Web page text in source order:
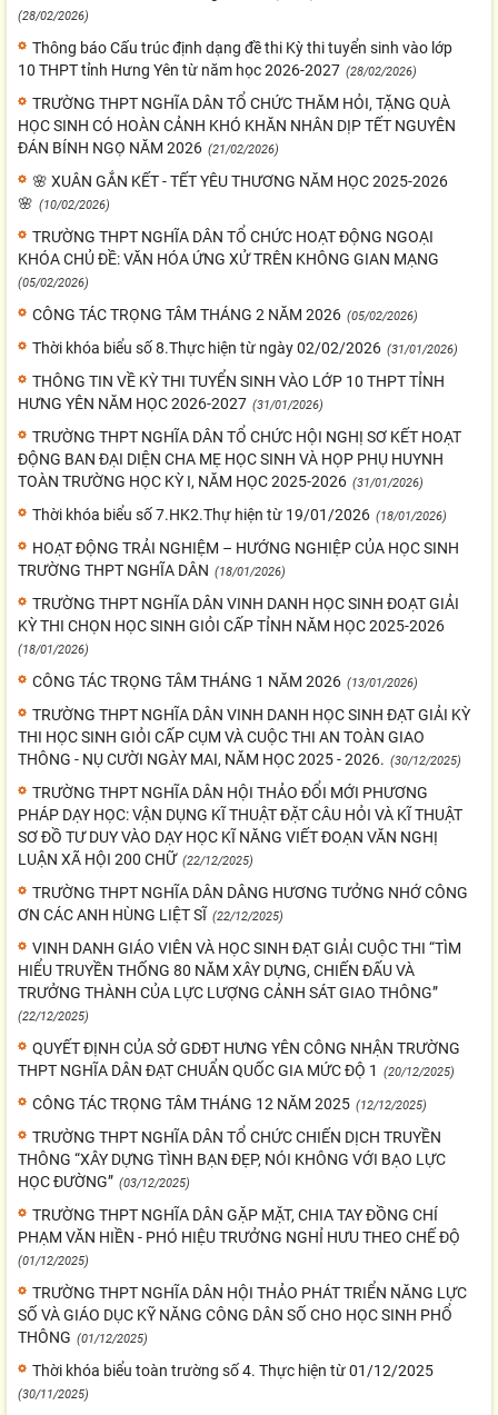
(28/02/2026)
Thông báo Cấu trúc định dạng đề thi Kỳ thi tuyển sinh vào lớp
10 THPT tỉnh Hưng Yên từ năm học 2026-2027 (28/02/2026)
TRƯỜNG THPT NGHĨA DÂN TỔ CHỨC THĂM HỎI, TẶNG QUÀ
HỌC SINH CÓ HOÀN CẢNH KHÓ KHĂN NHÂN DỊP TẾT NGUYÊN
ĐÁN BÍNH NGỌ NĂM 2026 (21/02/2026)
🌸 XUÂN GẮN KẾT - TẾT YÊU THƯƠNG NĂM HỌC 2025-2026
🌸 (10/02/2026)
TRƯỜNG THPT NGHĨA DÂN TỔ CHỨC HOẠT ĐỘNG NGOẠI
KHÓA CHỦ ĐỀ: VĂN HÓA ỨNG XỬ TRÊN KHÔNG GIAN MẠNG
(05/02/2026)
CÔNG TÁC TRỌNG TÂM THÁNG 2 NĂM 2026 (05/02/2026)
Thời khóa biểu số 8.Thực hiện từ ngày 02/02/2026 (31/01/2026)
THÔNG TIN VỀ KỲ THI TUYỂN SINH VÀO LỚP 10 THPT TỈNH
HƯNG YÊN NĂM HỌC 2026-2027 (31/01/2026)
TRƯỜNG THPT NGHĨA DÂN TỔ CHỨC HỘI NGHỊ SƠ KẾT HOẠT
ĐỘNG BAN ĐẠI DIỆN CHA MẸ HỌC SINH VÀ HỌP PHỤ HUYNH
TOÀN TRƯỜNG HỌC KỲ I, NĂM HỌC 2025-2026 (31/01/2026)
Thời khóa biểu số 7.HK2.Thự hiện từ 19/01/2026 (18/01/2026)
HOẠT ĐỘNG TRẢI NGHIỆM – HƯỚNG NGHIỆP CỦA HỌC SINH
TRƯỜNG THPT NGHĨA DÂN (18/01/2026)
TRƯỜNG THPT NGHĨA DÂN VINH DANH HỌC SINH ĐOẠT GIẢI
KỲ THI CHỌN HỌC SINH GIỎI CẤP TỈNH NĂM HỌC 2025-2026
(18/01/2026)
CÔNG TÁC TRỌNG TÂM THÁNG 1 NĂM 2026 (13/01/2026)
TRƯỜNG THPT NGHĨA DÂN VINH DANH HỌC SINH ĐẠT GIẢI KỲ
THI HỌC SINH GIỎI CẤP CỤM VÀ CUỘC THI AN TOÀN GIAO
THÔNG - NỤ CƯỜI NGÀY MAI, NĂM HỌC 2025 - 2026. (30/12/2025)
TRƯỜNG THPT NGHĨA DÂN HỘI THẢO ĐỔI MỚI PHƯƠNG
PHÁP DẠY HỌC: VẬN DỤNG KĨ THUẬT ĐẶT CÂU HỎI VÀ KĨ THUẬT
SƠ ĐỒ TƯ DUY VÀO DẠY HỌC KĨ NĂNG VIẾT ĐOẠN VĂN NGHỊ
LUẬN XÃ HỘI 200 CHỮ (22/12/2025)
TRƯỜNG THPT NGHĨA DÂN DÂNG HƯƠNG TƯỞNG NHỚ CÔNG
ƠN CÁC ANH HÙNG LIỆT SĨ (22/12/2025)
VINH DANH GIÁO VIÊN VÀ HỌC SINH ĐẠT GIẢI CUỘC THI “TÌM
HIỂU TRUYỀN THỐNG 80 NĂM XÂY DỰNG, CHIẾN ĐẤU VÀ
TRƯỞNG THÀNH CỦA LỰC LƯỢNG CẢNH SÁT GIAO THÔNG”
(22/12/2025)
QUYẾT ĐỊNH CỦA SỞ GDĐT HƯNG YÊN CÔNG NHẬN TRƯỜNG
THPT NGHĨA DÂN ĐẠT CHUẨN QUỐC GIA MỨC ĐỘ 1
(20/12/2025)
CÔNG TÁC TRỌNG TÂM THÁNG 12 NĂM 2025 (12/12/2025)
TRƯỜNG THPT NGHĨA DÂN TỔ CHỨC CHIẾN DỊCH TRUYỀN
THÔNG “XÂY DỰNG TÌNH BẠN ĐẸP, NÓI KHÔNG VỚI BẠO LỰC
HỌC ĐƯỜNG” (03/12/2025)
TRƯỜNG THPT NGHĨA DÂN GẶP MẶT, CHIA TAY ĐỒNG CHÍ
PHẠM VĂN HIỀN - PHÓ HIỆU TRƯỞNG NGHỈ HƯU THEO CHẾ ĐỘ
(01/12/2025)
TRƯỜNG THPT NGHĨA DÂN HỘI THẢO PHÁT TRIỂN NĂNG LỰC
SỐ VÀ GIÁO DỤC KỸ NĂNG CÔNG DÂN SỐ CHO HỌC SINH PHỔ
THÔNG (01/12/2025)
Thời khóa biểu toàn trường số 4. Thực hiện từ 01/12/2025
(30/11/2025)